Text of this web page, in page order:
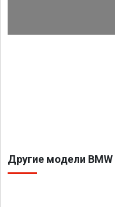
Другие модели BMW